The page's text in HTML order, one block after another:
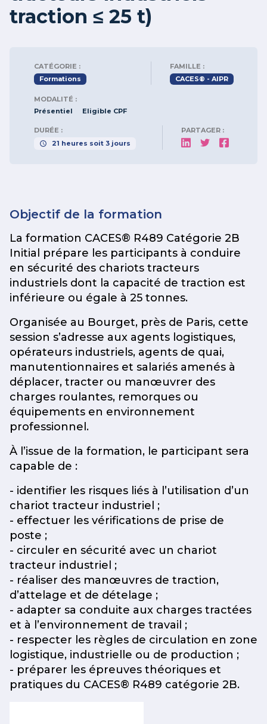
traction ≤ 25 t)
CATÉGORIE :
Formations
FAMILLE :
CACES® - AIPR
MODALITÉ :
Présentiel
Eligible CPF
DURÉE :
21 heures soit 3 jours
PARTAGER :
Objectif de la formation
La formation CACES® R489 Catégorie 2B
Initial prépare les participants à conduire
en sécurité des chariots tracteurs
industriels dont la capacité de traction est
inférieure ou égale à 25 tonnes.
Organisée au Bourget, près de Paris, cette
session s’adresse aux agents logistiques,
opérateurs industriels, agents de quai,
manutentionnaires et salariés amenés à
déplacer, tracter ou manœuvrer des
charges roulantes, remorques ou
équipements en environnement
professionnel.
À l’issue de la formation, le participant sera
capable de :
- identifier les risques liés à l’utilisation d’un
chariot tracteur industriel ;
- effectuer les vérifications de prise de
poste ;
- circuler en sécurité avec un chariot
tracteur industriel ;
- réaliser des manœuvres de traction,
d’attelage et de dételage ;
- adapter sa conduite aux charges tractées
et à l’environnement de travail ;
- respecter les règles de circulation en zone
logistique, industrielle ou de production ;
- préparer les épreuves théoriques et
pratiques du CACES® R489 catégorie 2B.